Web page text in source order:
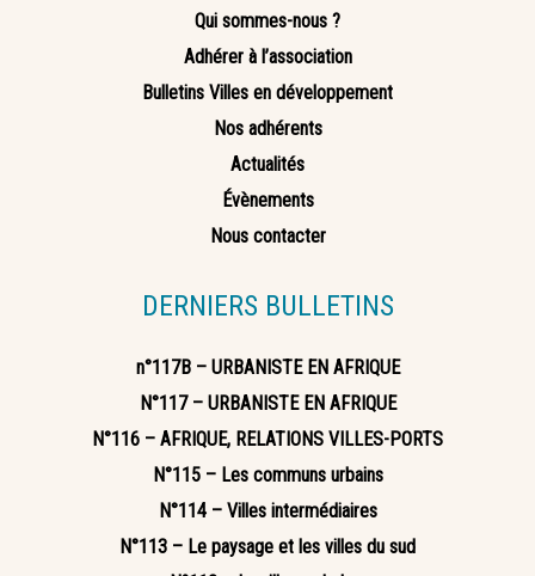
Qui sommes-nous ?
Adhérer à l’association
Bulletins Villes en développement
Nos adhérents
Actualités
Évènements
Nous contacter
DERNIERS BULLETINS
n°117B – URBANISTE EN AFRIQUE
N°117 – URBANISTE EN AFRIQUE
N°116 – AFRIQUE, RELATIONS VILLES-PORTS
N°115 – Les communs urbains
N°114 – Villes intermédiaires
N°113 – Le paysage et les villes du sud